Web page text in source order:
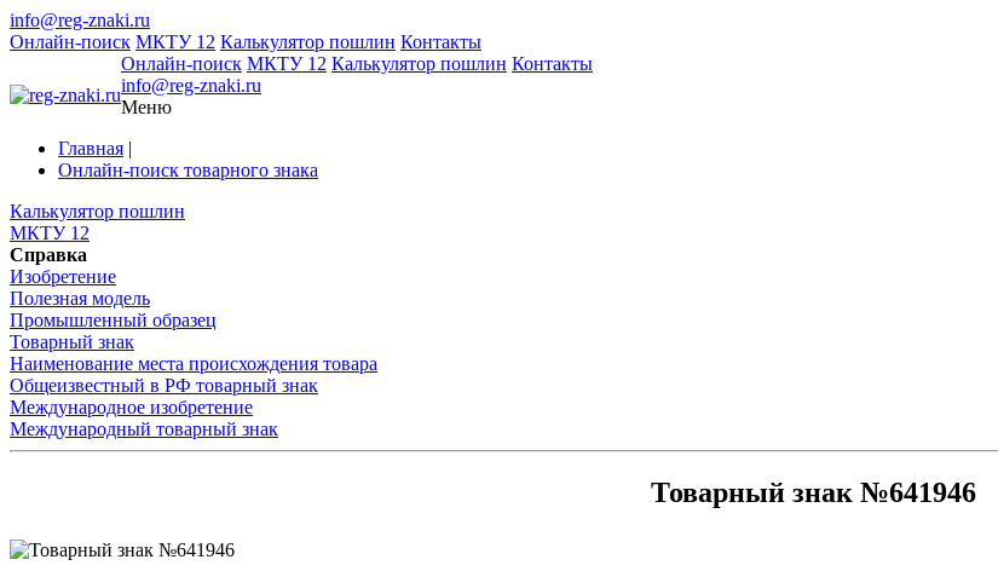
info@reg-znaki.ru
Онлайн-поиск МКТУ 12 Калькулятор пошлин Контакты
Онлайн-поиск МКТУ 12 Калькулятор пошлин Контакты
info@reg-znaki.ru
Меню
Главная |
Онлайн-поиск товарного знака
Калькулятор пошлин
МКТУ 12
Справка
Изобретение
Полезная модель
Промышленный образец
Товарный знак
Наименование места происхождения товара
Общеизвестный в РФ товарный знак
Международное изобретение
Международный товарный знак
Товарный знак №641946